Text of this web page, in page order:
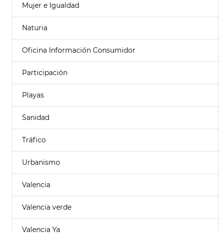
Mujer e Igualdad
Naturia
Oficina Información Consumidor
Participación
Playas
Sanidad
Tráfico
Urbanismo
Valencia
Valencia verde
Valencia Ya